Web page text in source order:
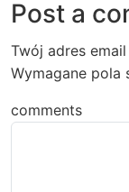
Post a
Twój adres
Wymagane pola
comments